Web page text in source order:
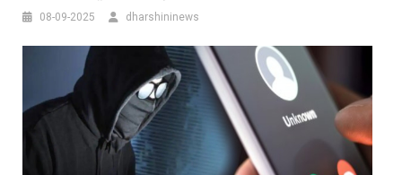
08-09-2025 dharshininews